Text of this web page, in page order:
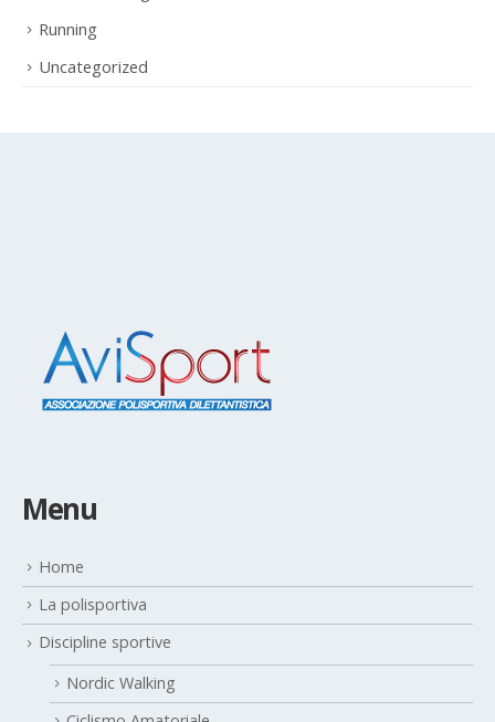
Running
Uncategorized
Menu
Home
La polisportiva
Discipline sportive
Nordic Walking
Ciclismo Amatoriale